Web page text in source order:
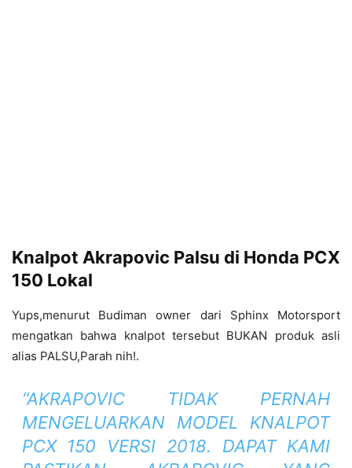
Knalpot Akrapovic Palsu di Honda PCX
150 Lokal
Yups,menurut Budiman owner dari Sphinx Motorsport
mengatkan bahwa knalpot tersebut BUKAN produk asli
alias PALSU,Parah nih!.
“AKRAPOVIC TIDAK PERNAH
MENGELUARKAN MODEL KNALPOT
PCX 150 VERSI 2018. DAPAT KAMI